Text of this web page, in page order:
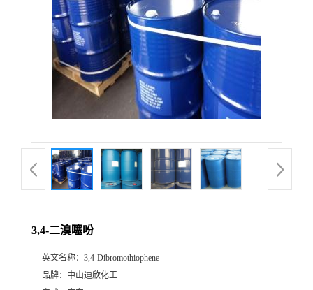
厅3,4-二溴噻吩
英文名称： 3,4-Dibromothiophene
品牌： 中山迪欣化工